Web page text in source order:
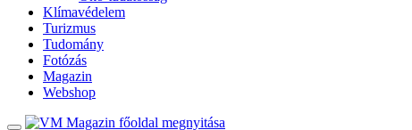
Klímavédelem
Turizmus
Tudomány
Fotózás
Magazin
Webshop